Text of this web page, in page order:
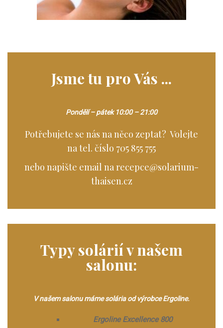
Jsme tu pro Vás ...
Pondělí – pátek 10:00 – 21:00
Potřebujete se nás na něco zeptat? Volejte
na tel. číslo 705 855 755
nebo napište email na recepce@solarium-
thaisen.cz
Typy solárií v našem
salonu:
V našem salonu máme solária od výrobce Ergoline.
Ergoline Excellence 800